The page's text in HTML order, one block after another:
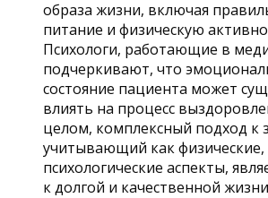
образа жизни, включая
питание и физическую
Психологи, работающие в
подчеркивают, что
состояние пациента может
влиять на процесс
целом, комплексный подход к
учитывающий как физические,
психологические аспекты,
к долгой и качественной